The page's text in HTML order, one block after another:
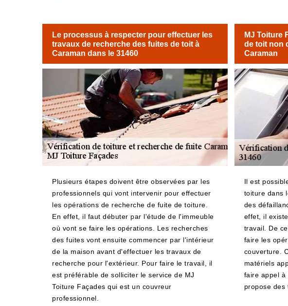
Le processus à respecter pour effectuer les
travaux de recherche des fuites de toit à
Caraman dans le 31460
Plusieurs étapes doivent être observées par les
professionnels qui vont intervenir pour effectuer
les opérations de recherche de fuite de toiture.
En effet, il faut débuter par l'étude de l'immeuble
où vont se faire les opérations. Les recherches
des fuites vont ensuite commencer par l'intérieur
de la maison avant d'effectuer les travaux de
recherche pour l'extérieur. Pour faire le travail, il
est préférable de solliciter le service de MJ
Toiture Façades qui est un couvreur
professionnel.
MJ Toiture
de toit non
Caraman
Il est
toiture dans
des
effet, il
travail. De
faire les
couverture.
matériels
faire appel à
propose des